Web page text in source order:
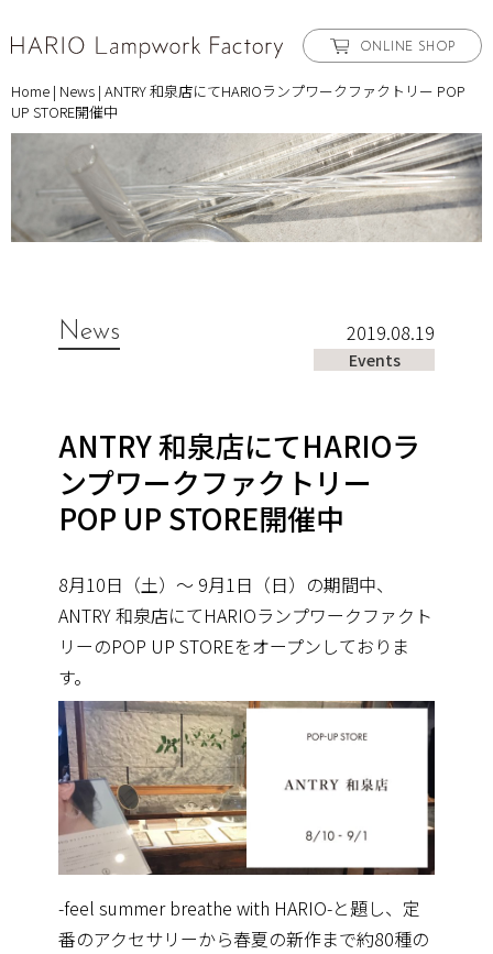
ONLINE SHOP
Home | News | ANTRY 和泉店にてHARIOランプワークファクトリー POP
UP STORE開催中
News 2019.08.19
Events
ANTRY 和泉店にてHARIOラ
ンプワークファクトリー
POP UP STORE開催中
8月10日（土）～ 9月1日（日）の期間中、
ANTRY 和泉店にてHARIOランプワークファクト
リーのPOP UP STOREをオープンしておりま
す。
-feel summer breathe with HARIO-と題し、定
番のアクセサリーから春夏の新作まで約80種の